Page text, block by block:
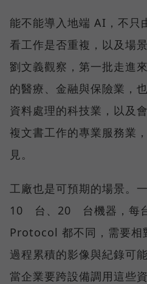
能不能導入地端 AI，不只
看工作是否重複，以及場
劉文義觀察，第一批走進
的醫療、金融與保險業，
資料處理的科技業，以及
複文書工作的專業服務業
見。
工廠也是可預期的場景。
10 台、20 台機器，每
Protocol 都不同，需要相
過程累積的影像與紀錄可
當企業要跨設備調用這些